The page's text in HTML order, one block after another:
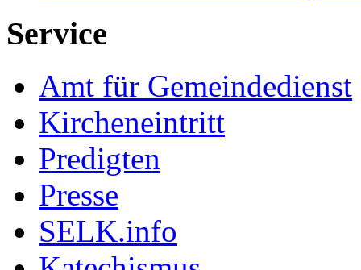
Service
Amt für Gemeindedienst
Kircheneintritt
Predigten
Presse
SELK.info